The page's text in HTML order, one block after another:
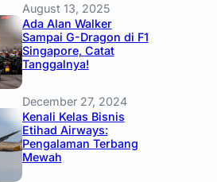
August 13, 2025
Ada Alan Walker
Sampai G-Dragon di F1
Singapore, Catat
Tanggalnya!
December 27, 2024
Kenali Kelas Bisnis
Etihad Airways:
Pengalaman Terbang
Mewah